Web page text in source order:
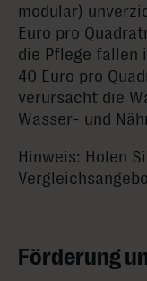
modular)
Euro pro
die Pflege fallen
40 Euro pro
verursacht die
Wasser- und
Hinweis: Holen
Förderung